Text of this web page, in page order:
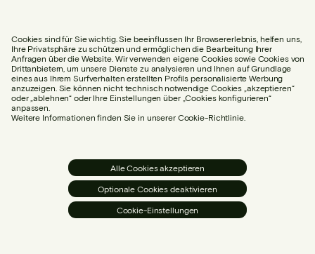
Urbanität 2 min
Cookies sind für Sie wichtig. Sie beeinflussen Ihr Browsererlebnis, helfen uns,
Ihre Privatsphäre zu schützen und ermöglichen die Bearbeitung Ihrer
Anfragen über die Website. Wir verwenden eigene Cookies sowie Cookies von
Drittanbietern, um unsere Dienste zu analysieren und Ihnen auf Grundlage
eines aus Ihrem Surfverhalten erstellten Profils personalisierte Werbung
anzuzeigen. Sie können nicht technisch notwendige Cookies „akzeptieren“
oder „ablehnen“ oder Ihre Einstellungen über „Cookies konfigurieren“
anpassen.
Weitere Informationen finden Sie in unserer Cookie-Richtlinie.
Alle Cookies akzeptieren
Optionale Cookies deaktivieren
Cookie-Einstellungen